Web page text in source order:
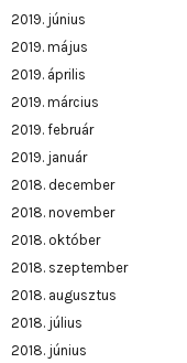
2019. június
2019. május
2019. április
2019. március
2019. február
2019. január
2018. december
2018. november
2018. október
2018. szeptember
2018. augusztus
2018. július
2018. június